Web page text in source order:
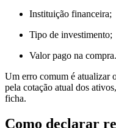
Instituição financeira;
Tipo de investimento;
Valor pago na compra.
Um erro comum é atualizar
pela cotação atual dos
ficha.
Como declarar